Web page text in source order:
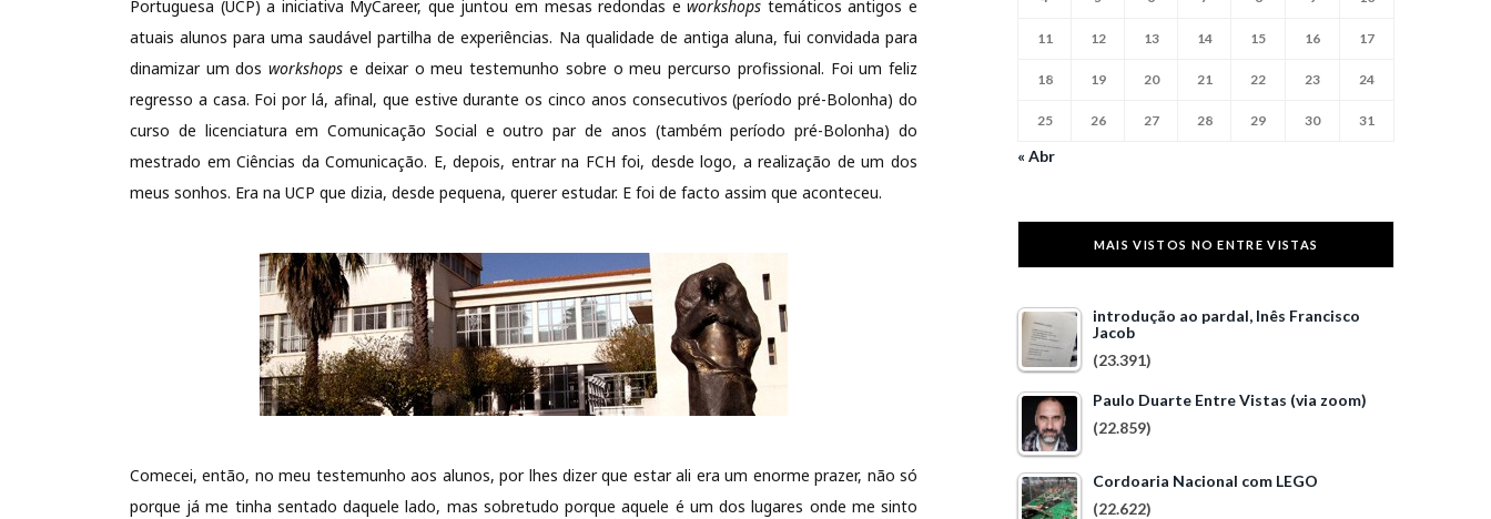
Portuguesa (UCP) a iniciativa MyCareer, que juntou em mesas redondas eworkshops temáticos antigos e
atuais alunos para uma saudável partilha de experiências. Na qualidade de antiga aluna, fui convidada para
dinamizar um dosworkshops e deixar o meu testemunho sobre o meu percurso profissional. Foi um feliz
regresso a casa. Foi por lá, afinal, que estive durante os cinco anos consecutivos (período pré-Bolonha) do
curso de licenciatura em Comunicação Social e outro par de anos (também período pré-Bolonha) do
mestrado em Ciências da Comunicação. E, depois, entrar na FCH foi, desde logo, a realização de um dos
meus sonhos. Era na UCP que dizia, desde pequena, querer estudar. E foi de facto assim que aconteceu.
Comecei, então, no meu testemunho aos alunos, por lhes dizer que estar ali era um enorme prazer, não só
porque já me tinha sentado daquele lado, mas sobretudo porque aquele é um dos lugares onde me sinto
11 12 13 14 15 16 17
18 19 20 21 22 23 24
25 26 27 28 29 30 31
« Abr
MAIS VISTOS NO ENTRE VISTAS
introdução ao pardal, Inês Francisco
Jacob
(23.391)
Paulo Duarte Entre Vistas (via zoom)
(22.859)
Cordoaria Nacional com LEGO
(22.622)